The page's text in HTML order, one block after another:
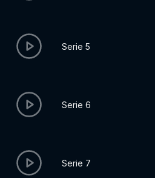
Serie 5
Serie 6
Serie 7